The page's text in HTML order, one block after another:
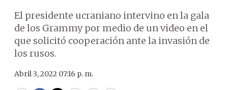
El presidente ucraniano intervino en la gala
de los Grammy por medio de un video en el
que solicitó cooperación ante la invasión de
los rusos.
Abril 3, 2022 07:16 p. m.